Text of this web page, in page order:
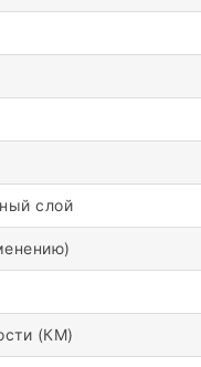
слой
(КМ)